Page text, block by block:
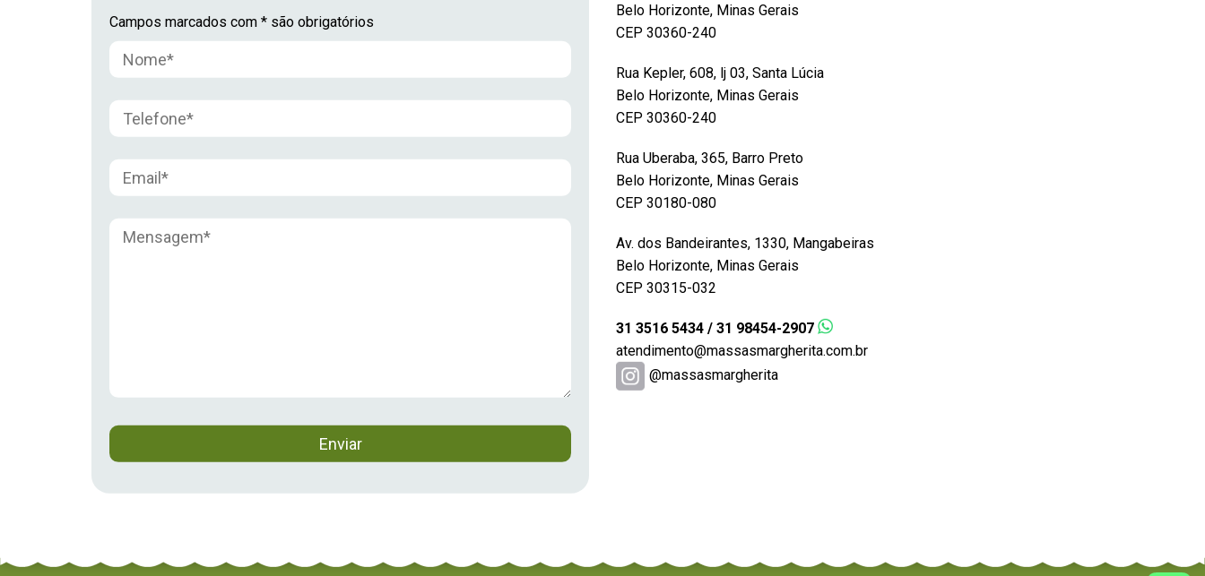
Campos marcados com * são obrigatórios
Belo Horizonte, Minas Gerais
CEP 30360-240
Rua Kepler, 608, lj 03, Santa Lúcia
Belo Horizonte, Minas Gerais
CEP 30360-240
Rua Uberaba, 365, Barro Preto
Belo Horizonte, Minas Gerais
CEP 30180-080
Av. dos Bandeirantes, 1330, Mangabeiras
Belo Horizonte, Minas Gerais
CEP 30315-032
31 3516 5434 / 31 98454-2907
atendimento@massasmargherita.com.br
@massasmargherita